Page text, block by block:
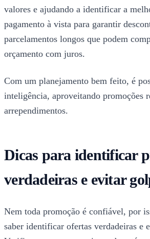
valores e ajudando a identificar a
pagamento à vista para garantir
parcelamentos longos que podem
orçamento com juros.
Com um planejamento bem feito, é
inteligência, aproveitando promoções
arrependimentos.
Dicas para identificar
verdadeiras e evitar
Nem toda promoção é confiável, por
saber identificar ofertas verdadeiras e